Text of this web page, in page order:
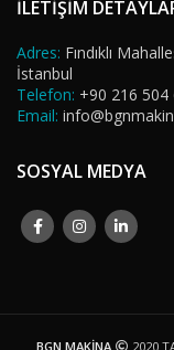
İLETİŞİM
Adres: Fındıklı
İstanbul
Telefon: +90 216 504
Email:
SOSYAL MEDYA
BGN MAKİNA 2020